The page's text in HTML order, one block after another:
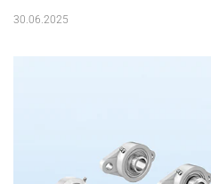
30.06.2025